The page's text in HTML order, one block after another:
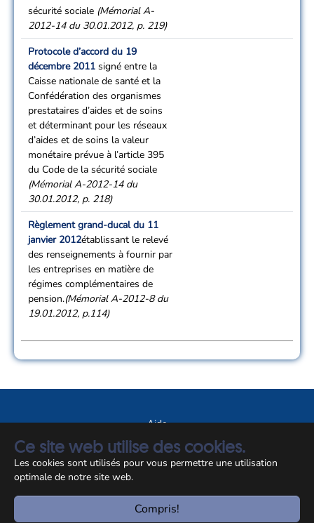
Ce site web utilise des cookies.
Les cookies sont utilisés pour vous permettre une utilisation
optimale de notre site web.
Compris!
sécurité sociale (Mémorial A-
2012-14 du 30.01.2012, p. 219)
Protocole d’accord du 19
décembre 2011 signé entre la
Caisse nationale de santé et la
Confédération des organismes
prestataires d’aides et de soins
et déterminant pour les réseaux
d’aides et de soins la valeur
monétaire prévue à l’article 395
du Code de la sécurité sociale
(Mémorial A-2012-14 du
30.01.2012, p. 218)
Règlement grand-ducal du 11
janvier 2012établissant le relevé
des renseignements à fournir par
les entreprises en matière de
régimes complémentaires de
pension.(Mémorial A-2012-8 du
19.01.2012, p.114)
Aide
A propos du site
Notice légale
© CCSS 2026